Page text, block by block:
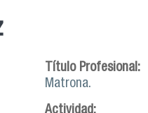
Título Profesional:
Matrona.